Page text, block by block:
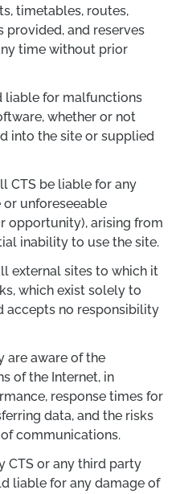
timetables, routes,
and reserves
time without prior
liable for malfunctions
whether or not
into the site or supplied
CTS be liable for any
unforeseeable
opportunity), arising from
inability to use the site.
external sites to which it
which exist solely to
accepts no responsibility
are aware of the
of the Internet, in
response times for
data, and the risks
communications.
CTS or any third party
liable for any damage of